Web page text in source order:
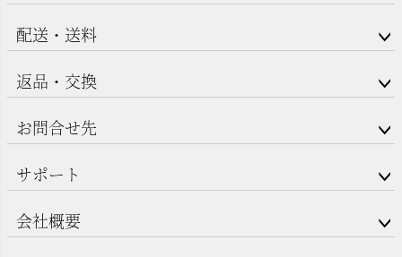
配送・送料
返品・交換
お問合せ先
サポート
会社概要